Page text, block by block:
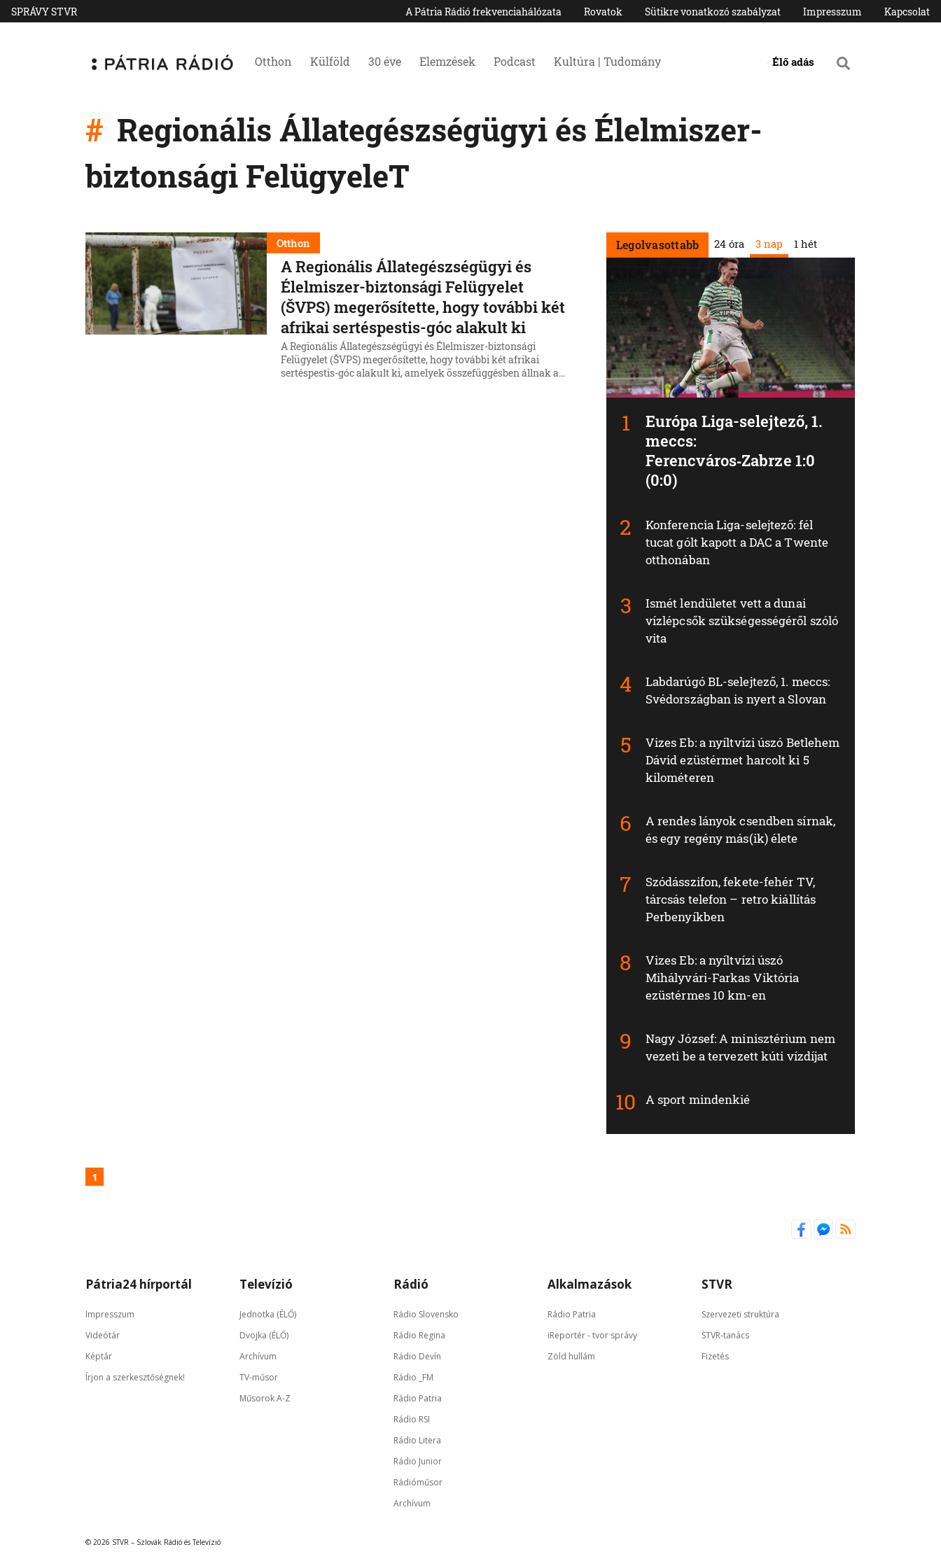
SPRÁVY STVR A Pátria Rádió frekvenciahálózata Rovatok Sütikre vonatkozó szabályzat Impresszum Kapcsolat
Otthon Külföld 30 éve Elemzések Podcast Kultúra | Tudomány Élő adás
Regionális Állategészségügyi és Élelmiszer-
biztonsági FelügyeleT
Otthon
A Regionális Állategészségügyi és
Élelmiszer-biztonsági Felügyelet
(ŠVPS) megerősítette, hogy további két
afrikai sertéspestis-góc alakult ki
A Regionális Állategészségügyi és Élelmiszer-biztonsági
Felügyelet (ŠVPS) megerősítette, hogy további két afrikai
sertéspestis-góc alakult ki, amelyek összefüggésben állnak a
Legolvasottabb 24 óra 3 nap
Európa Liga-selejtező, 1.
meccs:
Ferencváros‑Zabrze 1:0
(0:0)
Konferencia Liga-selejtező: fél
tucat gólt kapott a DAC a Twente
otthonában
Ismét lendületet vett a dunai
vízlépcsők szükségességéről szóló
vita
Labdarúgó BL-selejtező, 1. meccs:
Svédországban is nyert a Slovan
Vizes Eb: a nyíltvízi úszó Betlehem
Dávid ezüstérmet harcolt ki 5
kilométeren
A rendes lányok csendben sírnak,
és egy regény más(ik) élete
Szódásszifon, fekete-fehér TV,
tárcsás telefon – retro kiállítás
Perbenyíkben
Vizes Eb: a nyíltvízi úszó
Mihályvári-Farkas Viktória
ezüstérmes 10 km-en
Nagy József: A minisztérium nem
vezeti be a tervezett kúti vízdíjat
A sport mindenkié
1 hét
1
Pátria24 hírportál
Impresszum
Videótár
Képtár
Írjon a szerkesztőségnek!
Televízió
Jednotka (ÉLŐ)
Dvojka (ÉLŐ)
Archívum
TV-műsor
Műsorok A-Z
Rádió
Rádio Slovensko
Rádio Regina
Rádio Devín
Rádio _FM
Rádio Patria
Rádio RSI
Rádio Litera
Rádio Junior
Rádióműsor
Archívum
Alkalmazások
Rádio Patria
iReportér - tvor správy
Zöld hullám
STVR
Szervezeti struktúra
STVR-tanács
Fizetés
© 2026 STVR – Szlovák Rádió és Televízió